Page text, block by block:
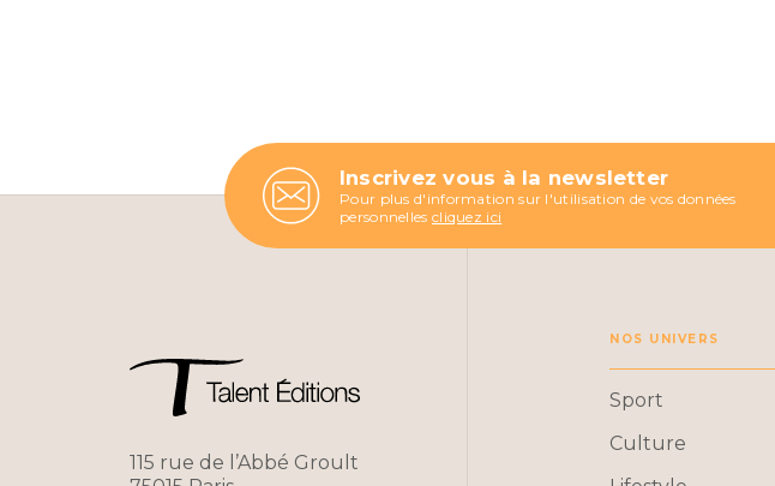
Inscrivez vous à la newsletter
Pour plus d'information sur l'utilisation de vos données
personnelles cliquez ici
115 rue de l’Abbé Groult
NOS UNIVERS
Sport
Culture